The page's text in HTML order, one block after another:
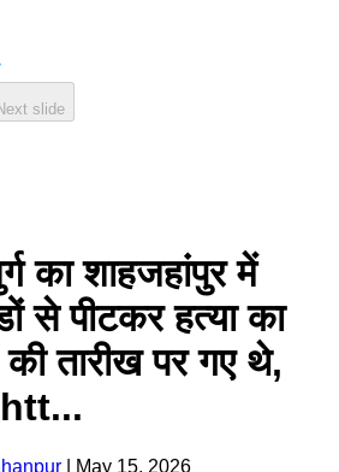
slide
का शाहजहांपुर में
से पीटकर हत्या का
तारीख पर गए थे,
htt...
May 15, 2026